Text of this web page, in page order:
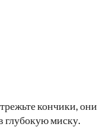
кончики, они
глубокую миску.